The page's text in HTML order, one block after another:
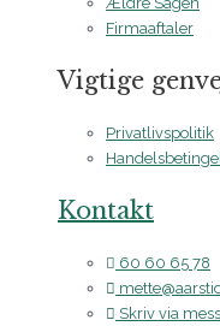
Firmaaftaler
Vigtige
Privatlivspolitik
Kontakt
60 60 65 78
Skriv via